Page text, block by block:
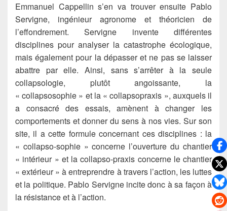
Emmanuel Cappellin s’en va trouver ensuite Pablo
Servigne, ingénieur agronome et théoricien de
l’effondrement. Servigne invente différentes
disciplines pour analyser la catastrophe écologique,
mais également pour la dépasser et ne pas se laisser
abattre par elle. Ainsi, sans s’arrêter à la seule
collapsologie, plutôt angoissante, la
« collapsosophie » et la « collapsopraxis », auxquels il
a consacré des essais, amènent à changer les
comportements et donner du sens à nos vies. Sur son
site, il a cette formule concernant ces disciplines : la
« collapso-sophie » concerne l’ouverture du chantier
« intérieur » et la collapso-praxis concerne le chantier
« extérieur » à entreprendre à travers l’action, les luttes
et la politique. Pablo Servigne incite donc à sa façon à
la résistance et à l’action.